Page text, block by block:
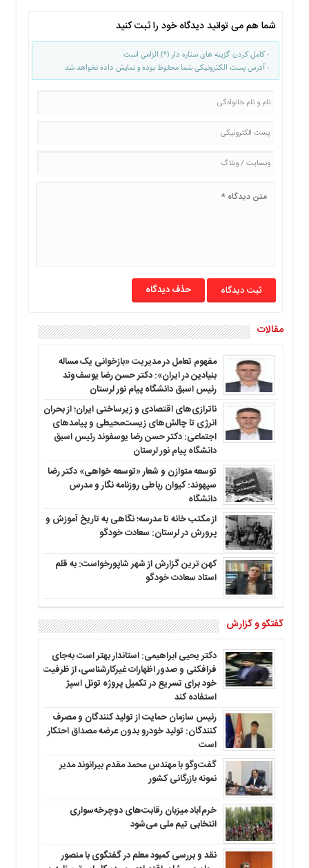
شما هم می توانید دیدگاه خود را ثبت کنید
- کامل کردن گزینه های ستاره دار (*) الزامی است
- آدرس پست الکترونیکی شما محفوظ بوده و نمایش داده نخواهد شد
حذف دیدگاه
مقالات
مفهوم تعامل در مدیریت «بازخوانی یک مساله
بنیادین در ایران»: دکتر حسن رضا یوسف‌وند
رئیس اسبق دانشگاه پیام نور لرستان
ناترازی‌های اقتصادی و زیرساختی ایران؛ از بحران
انرژی تا چالش‌های زیست‌محیطی و پیامدهای
اجتماعی: دکتر حسن رضا یوسفوند رئیس اسبق
دانشگاه پیام نور لرستان
توسعه متوازن و شعار «توسعه خواهی» دکتر رضا
سپهوند: کیوان رباطی روزنامه نگار و مدرس
دانشگاه
از مکتب خانه تا مدرسه؛ نگاهی به تاریخ آموزش و
پرورش در لرستان: سعادت خودگو
کهن ترین گزارش از شهر شاپورخواست: به قلم
استاد سعادت خودگو
گفتگو و گزارش
دکتر یحیی ابراهیمی: استاندار بهتر است به‌جای
فرافکنی و صدور اظهارات غیرکارشناسی، از ظرفیت
خود برای تسریع در تکمیل پروژه تونل اسپژ
استفاده کند
رئیس سازمان حمایت از تولید کنندگان و مصرف
کنندگان: تولید خودرو بدون عرضه مصداق احتکار
است
گفت‌وگو با مهندس محمد مقدم بیرانوند مدیر
نمونه بازرگانی کشور
خرم‌آباد میزبان رقابت‌های دوچرخه‌سواری
انتخابی تیم ملی می‌شود
نقد و بررسی کمبود معلم در گفتگوی با منصور